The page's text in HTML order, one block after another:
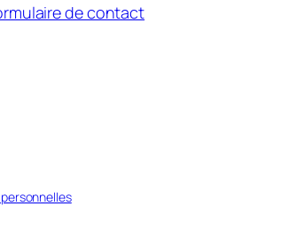
de contact